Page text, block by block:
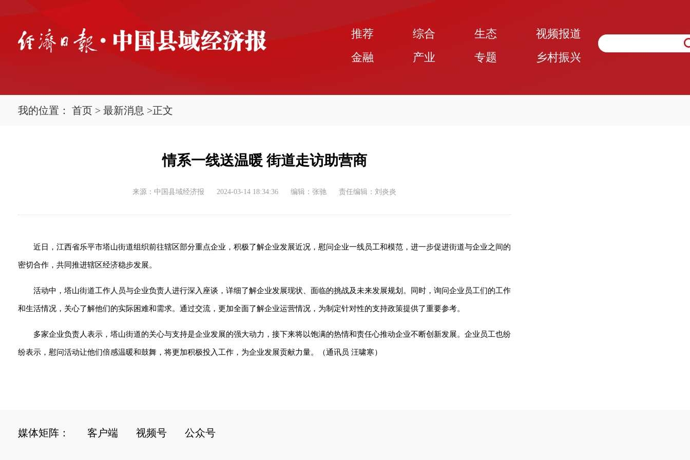
推荐 综合 生态
视频报道
金融
产业 专题 乡村振兴
我的位置： 首页 > 最新消息 >正文
情系一线送温暖 街道走访助营商
来源：中国县域经济报 2024-03-14 18:34:36 编辑：张驰 责任编辑：刘炎炎
近日，江西省乐平市塔山街道组织前往辖区部分重点企业，积极了解企业发展近况，慰问企业一线员工和模范，进一步促进街道与企业之间的
密切合作，共同推进辖区经济稳步发展。
活动中，塔山街道工作人员与企业负责人进行深入座谈，详细了解企业发展现状、面临的挑战及未来发展规划。同时，询问企业员工们的工作
和生活情况，关心了解他们的实际困难和需求。通过交流，更加全面了解企业运营情况，为制定针对性的支持政策提供了重要参考。
多家企业负责人表示，塔山街道的关心与支持是企业发展的强大动力，接下来将以饱满的热情和责任心推动企业不断创新发展。企业员工也纷
纷表示，慰问活动让他们倍感温暖和鼓舞，将更加积极投入工作，为企业发展贡献力量。（通讯员 汪啸寒）
媒体矩阵： 客户端 视频号 公众号